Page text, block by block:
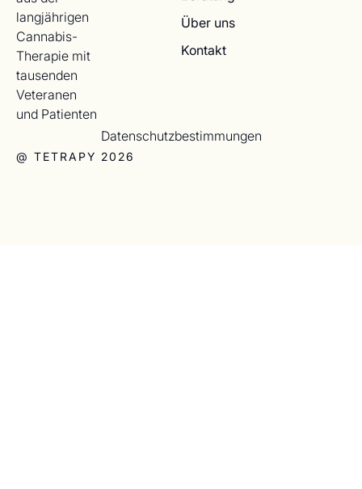
langjährigen
Cannabis-
Therapie mit
tausenden
Veteranen
und Patienten
Über uns
Kontakt
@ TETRAPY 2026
Datenschutzbestimmungen